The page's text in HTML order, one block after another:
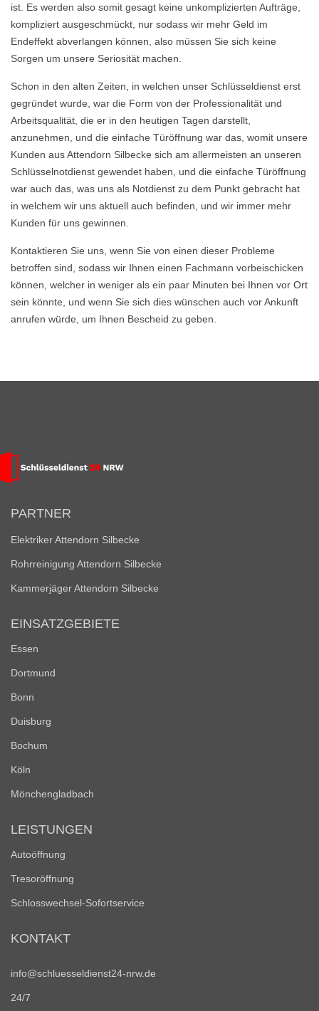
ist. Es werden also somit gesagt keine unkomplizierten Aufträge,
kompliziert ausgeschmückt, nur sodass wir mehr Geld im
Endeffekt abverlangen können, also müssen Sie sich keine
Sorgen um unsere Seriosität machen.
Schon in den alten Zeiten, in welchen unser Schlüsseldienst erst
gegründet wurde, war die Form von der Professionalität und
Arbeitsqualität, die er in den heutigen Tagen darstellt,
anzunehmen, und die einfache Türöffnung war das, womit unsere
Kunden aus Attendorn Silbecke sich am allermeisten an unseren
Schlüsselnotdienst gewendet haben, und die einfache Türöffnung
war auch das, was uns als Notdienst zu dem Punkt gebracht hat
in welchem wir uns aktuell auch befinden, und wir immer mehr
Kunden für uns gewinnen.
Kontaktieren Sie uns, wenn Sie von einen dieser Probleme
betroffen sind, sodass wir Ihnen einen Fachmann vorbeischicken
können, welcher in weniger als ein paar Minuten bei Ihnen vor Ort
sein könnte, und wenn Sie sich dies wünschen auch vor Ankunft
anrufen würde, um Ihnen Bescheid zu geben.
PARTNER
Elektriker Attendorn Silbecke
Rohrreinigung Attendorn Silbecke
Kammerjäger Attendorn Silbecke
EINSATZGEBIETE
Essen
Dortmund
Bonn
Duisburg
Bochum
Köln
Mönchengladbach
LEISTUNGEN
Autoöffnung
Tresoröffnung
Schlosswechsel-Sofortservice
KONTAKT
info@schluesseldienst24-nrw.de
24/7